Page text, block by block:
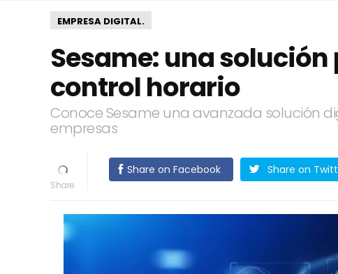
EMPRESA DIGITAL.
Sesame: una
control horario
Conoce Sesame una avanzada solución
empresas
Share on Facebook Share on